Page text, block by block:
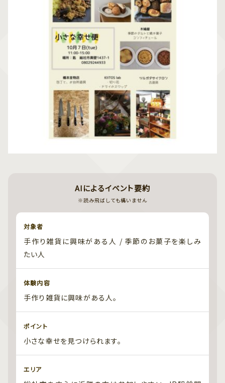
AIによるイベント要約
※読み飛ばしても構いません
対象者
手作り雑貨に興味がある人 / 季節のお菓子を楽しみ
たい人
体験内容
手作り雑貨に興味がある人。
ポイント
小さな幸せを見つけられます。
エリア